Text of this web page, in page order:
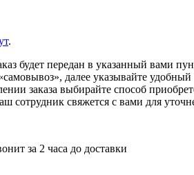
.
будет передан в указанный вами
далее указывайте удобный
заказа выбирайте способ
сотрудник свяжется с вами для
за 2 часа до доставки